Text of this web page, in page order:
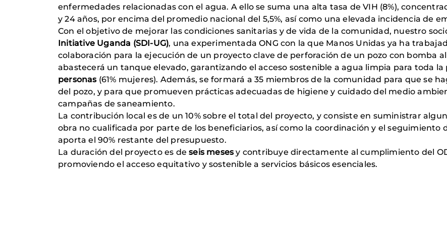
enfermedades relacionadas con el agua. A ello se suma una alta tasa de VIH (8%),
y 24 años, por encima del promedio nacional del 5,5%, así como una elevada incidencia de
Con el objetivo de mejorar las condiciones sanitarias y de vida de la comunidad, nuestro
Initiative Uganda (SDI-UG), una experimentada ONG con la que Manos Unidas ya ha
colaboración para la ejecución de un proyecto clave de perforación de un pozo con bomba
abastecerá un tanque elevado, garantizando el acceso sostenible a agua limpia para toda
personas(61% mujeres). Además, se formará a 35 miembros de la comunidad para que se
del pozo, y para que promueven prácticas adecuadas de higiene y cuidado del medio
campañas de saneamiento.
La contribución local es de un 10% sobre el total del proyecto, y consiste en suministrar
obra no cualificada por parte de los beneficiarios, así como la coordinación y el seguimiento
aporta el 90% restante del presupuesto.
La duración del proyecto es deseis mesesy contribuye directamente al cumplimiento del
promoviendo el acceso equitativo y sostenible a servicios básicos esenciales.